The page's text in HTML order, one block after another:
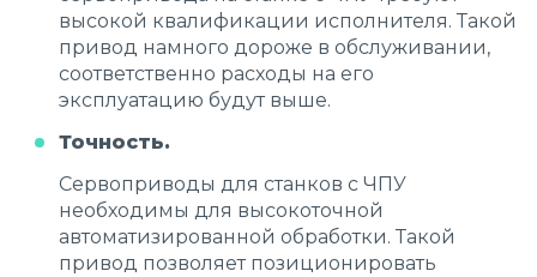
высокой квалификации исполнителя. Такой
привод намного дороже в обслуживании,
соответственно расходы на его
эксплуатацию будут выше.
Точность.
Сервоприводы для станков с ЧПУ
необходимы для высокоточной
автоматизированной обработки. Такой
привод позволяет позиционировать